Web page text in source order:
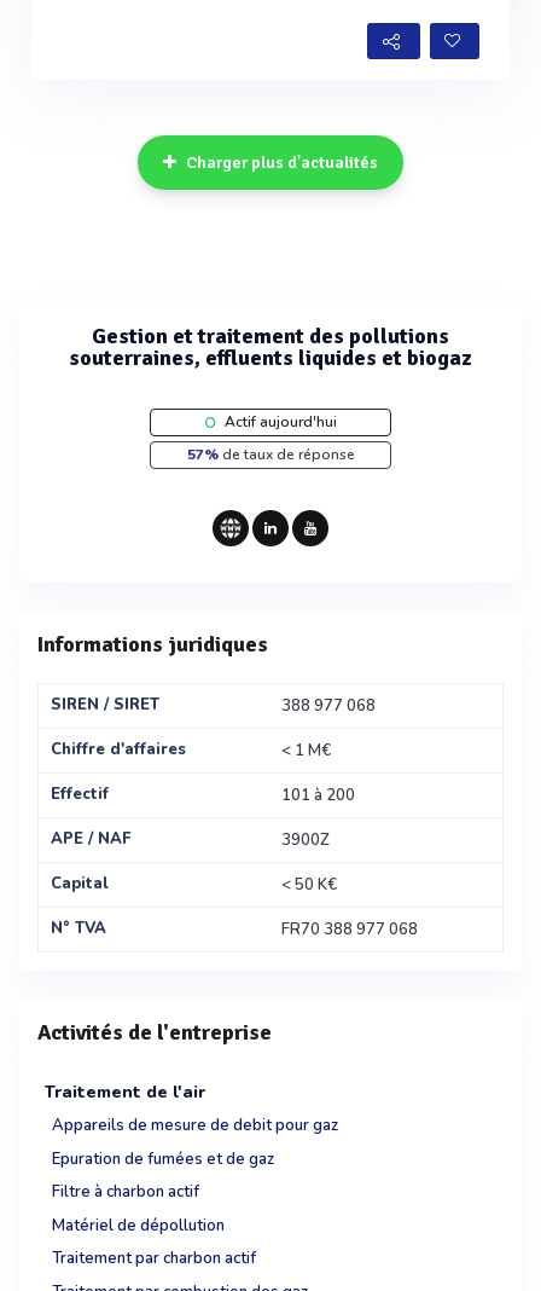
Charger plus d'actualités
Gestion et traitement des pollutions
souterraines, effluents liquides et biogaz
Actif aujourd'hui
57%de taux de réponse
Informations juridiques
SIREN / SIRET
388 977 068
Chiffre d'affaires
< 1 M€
Effectif
101 à 200
APE / NAF
3900Z
Capital
< 50 K€
N° TVA
FR70 388 977 068
Activités de l'entreprise
Traitement de l'air
Appareils de mesure de debit pour gaz
Epuration de fumées et de gaz
Filtre à charbon actif
Matériel de dépollution
Traitement par charbon actif